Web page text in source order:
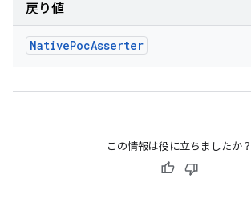
戻り値
NativePocAsserter
この情報は役に立ちましたか？